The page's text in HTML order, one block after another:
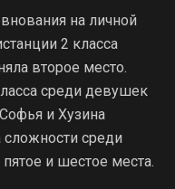
на личной
2 класса
второе место.
среди девушек
и Хузина
сложности среди
и шестое места.